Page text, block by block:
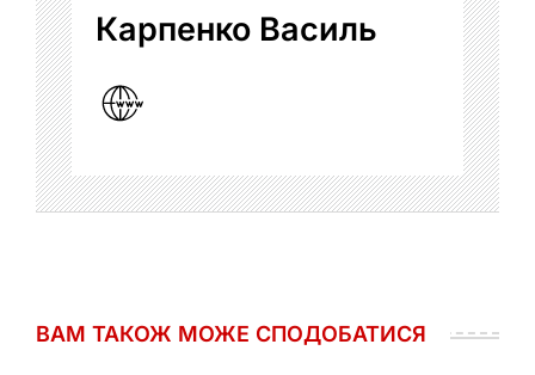
Карпенко Василь
ВАМ ТАКОЖ МОЖЕ СПОДОБАТИСЯ